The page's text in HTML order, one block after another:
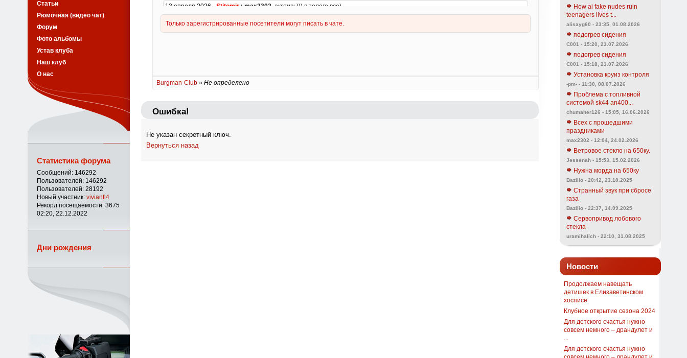
Burgman-Club» Не определено
Ошибка!
Не указан секретный ключ.
Вернуться назад
How ai fake nudes ruin
teenagers lives t...
alisayg60 - 23:35, 01.08.2026
подогрев сидения
C001 - 15:20, 23.07.2026
подогрев сидения
C001 - 15:18, 23.07.2026
Установка круиз контроля
-pm- - 11:30, 08.07.2026
Проблема с топливной
системой sk44 an400...
chumaher126 - 15:05, 16.06.2026
Всех с прошедшими
праздниками
max2302 - 12:04, 24.02.2026
Ветровое стекло на 650ку.
Jessenah - 15:53, 15.02.2026
Нужна морда на 650ку
Bazilio - 20:42, 23.10.2025
Странный звук при сбросе
газа
Bazilio - 22:37, 14.09.2025
Сервопривод лобового
стекла
uramihalich - 22:10, 31.08.2025
Новости
Продолжаем навещать
детишек в Елизаветинском
хосписе
Клубное открытие сезона 2024
Для детского счастья нужно
совсем немного – драндулет и
Для детского счастья нужно
Статьи
Рюмочная (видео чат)
Форум
Фото альбомы
Устав клуба
Наш клуб
О нас
Статистика форума
Сообщений: 146292
Пользователей: 146292
Пользователей: 28192
Новый участник: vivianfl4
Рекорд посещаемости: 3675
02:20, 22.12.2022
Дни рождения